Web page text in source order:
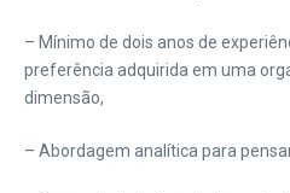
– Mínimo de dois anos de
preferência adquirida em uma
dimensão,
– Abordagem analítica para